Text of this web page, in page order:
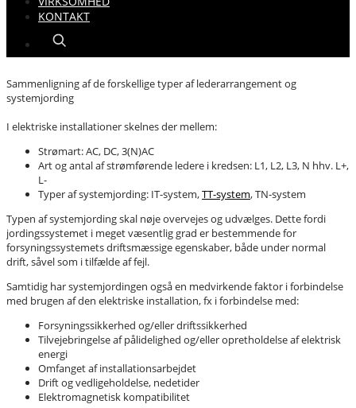
KONTAKT
Sammenligning af de forskellige typer af lederarrangement og
systemjording
I elektriske installationer skelnes der mellem:
Strømart: AC, DC, 3(N)AC
Art og antal af strømførende ledere i kredsen: L1, L2, L3, N hhv. L+,
L-
Typer af systemjording: IT-system,TT-system, TN-system
Typen af systemjording skal nøje overvejes og udvælges. Dette fordi
jordingssystemet i meget væsentlig grad er bestemmende for
forsyningssystemets driftsmæssige egenskaber, både under normal
drift, såvel som i tilfælde af fejl.
Samtidig har systemjordingen også en medvirkende faktor i forbindelse
med brugen af den elektriske installation, fx i forbindelse med:
Forsyningssikkerhed og/eller driftssikkerhed
Tilvejebringelse af pålidelighed og/eller opretholdelse af elektrisk
energi
Omfanget af installationsarbejdet
Drift og vedligeholdelse, nedetider
Elektromagnetisk kompatibilitet